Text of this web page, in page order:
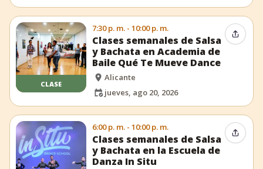
CLASE
7:30 p. m. - 10:00 p. m.
Clases semanales de Salsa
y Bachata en Academia de
Baile Qué Te Mueve Dance
Alicante
jueves, ago 20, 2026
6:00 p. m. - 10:00 p. m.
Clases semanales de Salsa
y Bachata en la Escuela de
Danza In Situ